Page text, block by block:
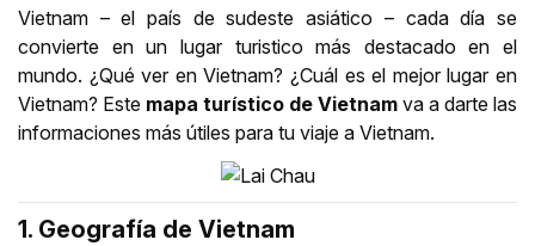
Vietnam – el país de sudeste asiático – cada día se
convierte en un lugar turistico más destacado en el
mundo. ¿Qué ver en Vietnam? ¿Cuál es el mejor lugar en
Vietnam? Este mapa turístico de Vietnam va a darte las
informaciones más útiles para tu viaje a Vietnam.
1. Geografía de Vietnam